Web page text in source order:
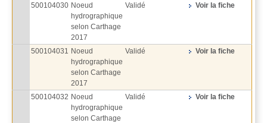
500104030 Noeud
hydrographique
selon Carthage
2017
Validé Voir la fiche
500104031 Noeud
hydrographique
selon Carthage
2017
Validé Voir la fiche
500104032 Noeud
hydrographique
selon Carthage
Validé Voir la fiche